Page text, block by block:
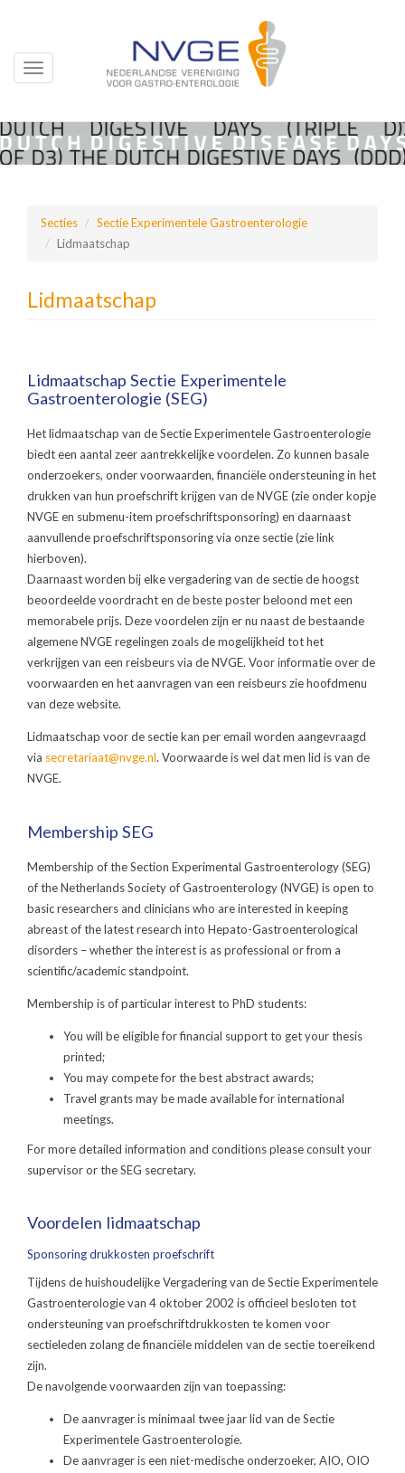
Overslaan
en
Toggle
Secties
Sectie Experimentele Gastroenterologie
Lidmaatschap
Lidmaatschap
Lidmaatschap Sectie Experimentele
Gastroenterologie (SEG)
Het lidmaatschap van de Sectie Experimentele Gastroenterologie
biedt een aantal zeer aantrekkelijke voordelen. Zo kunnen basale
onderzoekers, onder voorwaarden, financiële ondersteuning in het
drukken van hun proefschrift krijgen van de NVGE (zie onder kopje
NVGE en submenu-item proefschriftsponsoring) en daarnaast
aanvullende proefschriftsponsoring via onze sectie (zie link
hierboven).
Daarnaast worden bij elke vergadering van de sectie de hoogst
beoordeelde voordracht en de beste poster beloond met een
memorabele prijs. Deze voordelen zijn er nu naast de bestaande
algemene NVGE regelingen zoals de mogelijkheid tot het
verkrijgen van een reisbeurs via de NVGE. Voor informatie over de
voorwaarden en het aanvragen van een reisbeurs zie hoofdmenu
van deze website.
Lidmaatschap voor de sectie kan per email worden aangevraagd
via secretariaat@nvge.nl. Voorwaarde is wel dat men lid is van de
NVGE.
Membership SEG
Membership of the Section Experimental Gastroenterology (SEG)
of the Netherlands Society of Gastroenterology (NVGE) is open to
basic researchers and clinicians who are interested in keeping
abreast of the latest research into Hepato-Gastroenterological
disorders – whether the interest is as professional or from a
scientific/academic standpoint.
Membership is of particular interest to PhD students:
You will be eligible for financial support to get your thesis
printed;
You may compete for the best abstract awards;
Travel grants may be made available for international
meetings.
For more detailed information and conditions please consult your
supervisor or the SEG secretary.
Voordelen lidmaatschap
Sponsoring drukkosten proefschrift
Tijdens de huishoudelijke Vergadering van de Sectie Experimentele
Gastroenterologie van 4 oktober 2002 is officieel besloten tot
ondersteuning van proefschriftdrukkosten te komen voor
sectieleden zolang de financiële middelen van de sectie toereikend
zijn.
De navolgende voorwaarden zijn van toepassing:
De aanvrager is minimaal twee jaar lid van de Sectie
Experimentele Gastroenterologie.
De aanvrager is een niet-medische onderzoeker, AIO, OIO